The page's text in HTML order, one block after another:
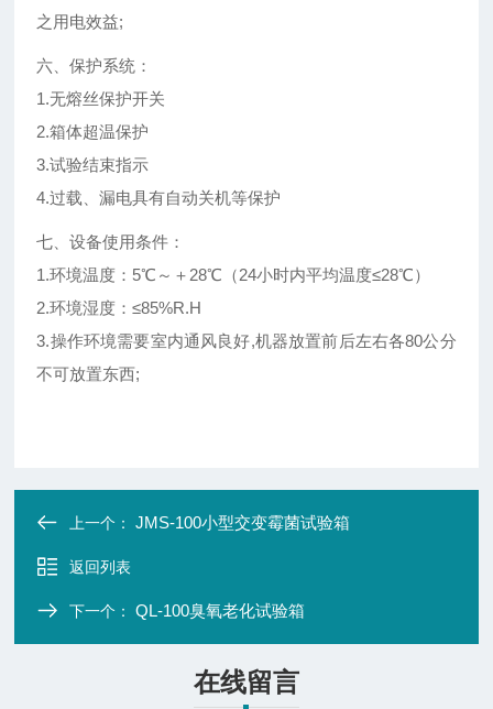
之用电效益;
六、保护系统：
1.无熔丝保护开关
2.箱体超温保护
3.试验结束指示
4.过载、漏电具有自动关机等保护
七、设备使用条件：
1.环境温度：5℃～＋28℃（24小时内平均温度≤28℃）
2.环境湿度：≤85%R.H
3.操作环境需要室内通风良好,机器放置前后左右各80公分
不可放置东西;
上一个：JMS-100小型交变霉菌试验箱
返回列表
下一个：QL-100臭氧老化试验箱
在线留言